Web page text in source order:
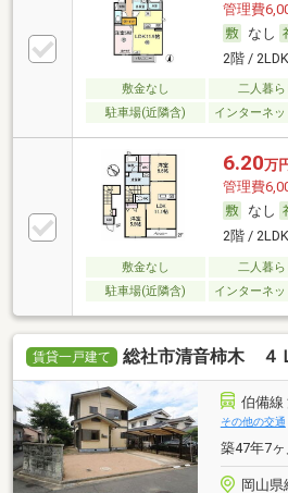
管理費
なし
2階 /
敷金なし 二人暮ら
駐車場(近隣含)
インターネ
6.20万
管理費
なし
2階 /
敷金なし 二人暮ら
駐車場(近隣含)
インターネ
賃貸一戸建て 総社市清音柿木 ４
伯備線
その他の交通
築47年7
岡山県